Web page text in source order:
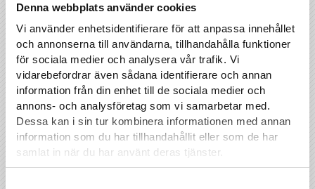
Denna webbplats använder cookies
Vi använder enhetsidentifierare för att anpassa innehållet
och annonserna till användarna, tillhandahålla funktioner
för sociala medier och analysera vår trafik. Vi
vidarebefordrar även sådana identifierare och annan
information från din enhet till de sociala medier och
annons- och analysföretag som vi samarbetar med.
Dessa kan i sin tur kombinera informationen med annan
information som du har tillhandahållit eller som de har
samlat in när du har använt deras tjänster.